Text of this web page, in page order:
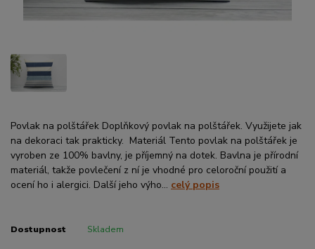
Povlak na polštářek Doplňkový povlak na polštářek. Využijete jak
na dekoraci tak prakticky. Materiál Tento povlak na polštářek je
vyroben ze 100% bavlny, je příjemný na dotek. Bavlna je přírodní
materiál, takže povlečení z ní je vhodné pro celoroční použití a
ocení ho i alergici. Další jeho výho... celý popis
Dostupnost Skladem